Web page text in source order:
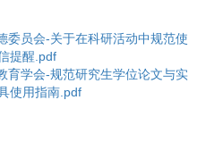
委员会-关于在科研活动中规范使
提醒.pdf
育学会-规范研究生学位论文与实
使用指南.pdf